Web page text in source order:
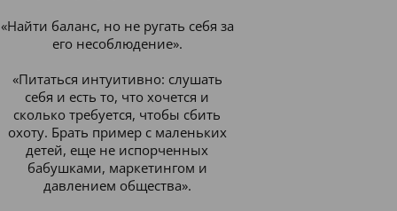
«Найти баланс, но не ругать себя за
его несоблюдение».
«Питаться интуитивно: слушать
себя и есть то, что хочется и
сколько требуется, чтобы сбить
охоту. Брать пример с маленьких
детей, еще не испорченных
бабушками, маркетингом и
давлением общества».